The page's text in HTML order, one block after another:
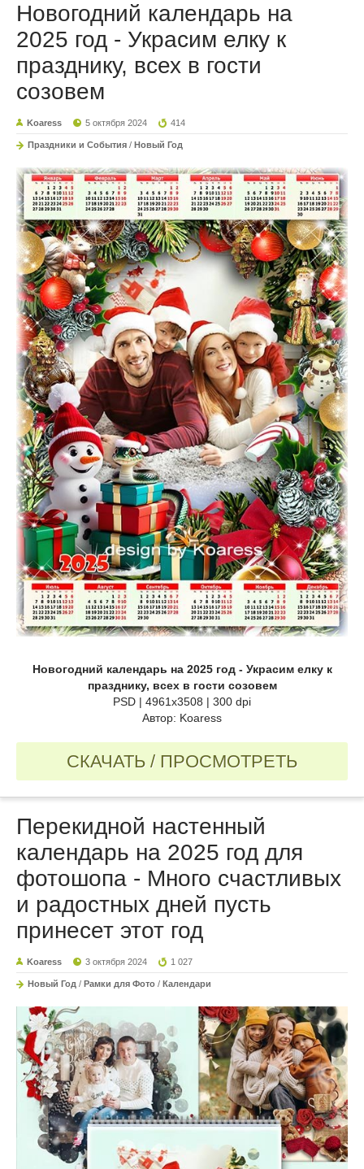
Новогодний календарь на
2025 год - Украсим елку к
празднику, всех в гости
созовем
Koaress 5 октября 2024 414
Праздники и События / Новый Год
Новогодний календарь на 2025 год - Украсим елку к
празднику, всех в гости созовем
PSD | 4961x3508 | 300 dpi
Автор: Koaress
СКАЧАТЬ / ПРОСМОТРЕТЬ
Перекидной настенный
календарь на 2025 год для
фотошопа - Много счастливых
и радостных дней пусть
принесет этот год
Koaress 3 октября 2024 1 027
Новый Год / Рамки для Фото / Календари